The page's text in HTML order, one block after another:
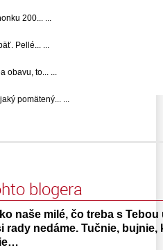
200... ...
Pellé... ...
obavu, to... ...
pomätený... ...
blogera
naše milé, čo treba s
rady nedáme. Tučnie,